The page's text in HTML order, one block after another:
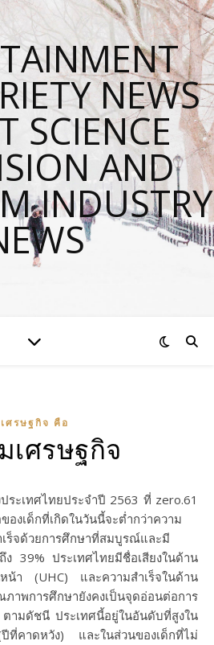
NEWS
SCIENCE
AND
INDUSTRY
เศรษฐกิจ คือ
เศรษฐกิจ
งเด็กที่เกิดในวันนี้จะต่ำกว่าความ
เร็จด้วยการศึกษาที่สมบูรณ์และมี
39% ประเทศไทยมีชื่อเสียงในด้าน
น้า (UHC) และความสำเร็จในด้าน
การศึกษายังคงเป็นจุดอ่อนต่อการ
ามดัชนี ประเทศนี้อยู่ในอันดับที่สูงใน
คาดหวัง) และในส่วนของเด็กที่ไม่